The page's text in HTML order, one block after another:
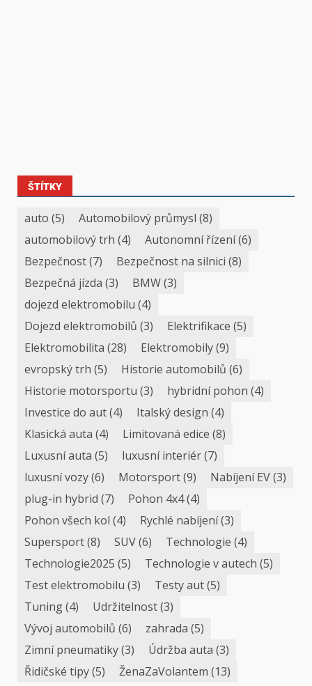
ŠTÍTKY
auto (5) Automobilový průmysl (8)
automobilový trh (4) Autonomní řízení(6)
Bezpečnost(7) Bezpečnost na silnici (8)
Bezpečná jízda (3) BMW(3)
dojezd elektromobilu (4)
Dojezd elektromobilů (3) Elektrifikace (5)
Elektromobilita (28) Elektromobily(9)
evropský trh (5) Historie automobilů (6)
Historie motorsportu (3) hybridní pohon (4)
Investice do aut(4) Italský design (4)
Klasická auta (4) Limitovaná edice (8)
Luxusní auta (5) luxusní interiér(7)
luxusní vozy(6) Motorsport(9) Nabíjení EV(3)
plug-in hybrid (7) Pohon 4x4(4)
Pohon všech kol (4) Rychlé nabíjení(3)
Supersport(8) SUV(6) Technologie (4)
Technologie2025 (5) Technologie v autech (5)
Test elektromobilu (3) Testy aut(5)
Tuning(4) Udržitelnost(3)
Vývoj automobilů (6) zahrada (5)
Zimní pneumatiky(3) Údržba auta (3)
Řidičské tipy(5) ŽenaZaVolantem (13)